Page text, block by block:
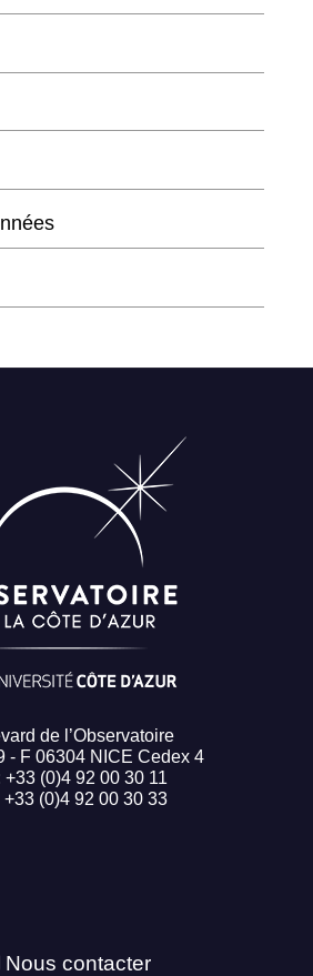
de l’Observatoire
- F 06304 NICE Cedex 4
+33 (0)4 92 00 30 11
+33 (0)4 92 00 30 33
Nous contacter